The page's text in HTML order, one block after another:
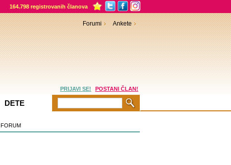
164.798 registrovanih članova
FORUM
Forumi Ankete
PRIJAVI SE! POSTANI ČLAN!
DETE